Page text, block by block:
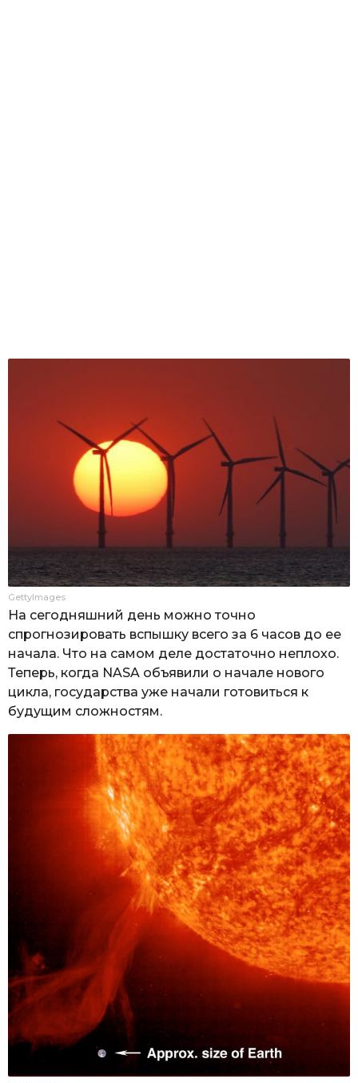
GettyImages
На сегодняшний день можно точно
спрогнозировать вспышку всего за 6 часов до ее
начала. Что на самом деле достаточно неплохо.
Теперь, когда NASA объявили о начале нового
цикла, государства уже начали готовиться к
будущим сложностям.